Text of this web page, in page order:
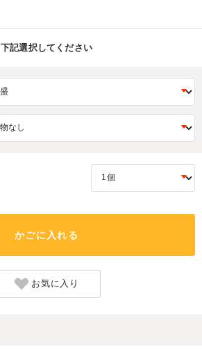
下記選択してください
かごに入れる
お気に入り